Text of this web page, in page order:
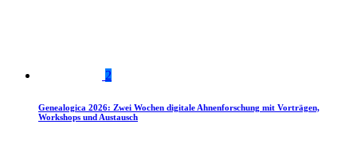
2
Genealogica 2026: Zwei Wochen digitale Ahnenforschung mit Vorträgen,
Workshops und Austausch